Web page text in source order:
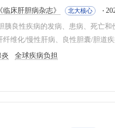
《临床肝胆病杂志》 北大核心
胰良性疾病的发病、患病、死亡
纤维化/慢性肝病、良性胆囊/胆道
炎 全球疾病负担